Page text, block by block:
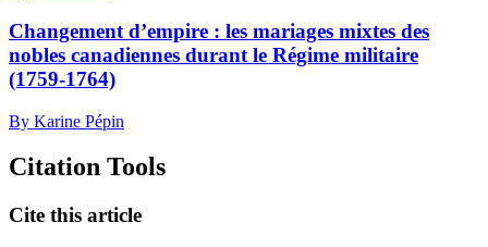
Changement d’empire : les mariages mixtes des
nobles canadiennes durant le Régime militaire
(1759-1764)
By Karine Pépin
Citation Tools
Cite this article